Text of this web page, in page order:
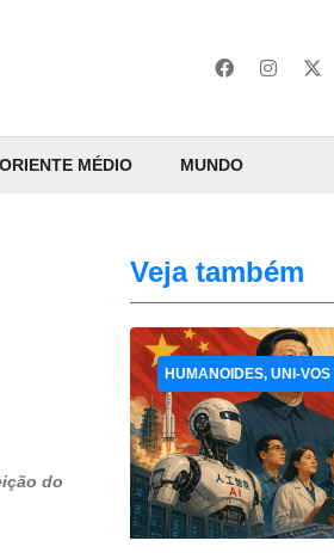
ORIENTE MÉDIO MUNDO
do
Veja também
HUMANOIDES, UNI-VOS